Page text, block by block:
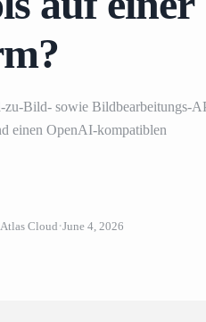
Bild- sowie Bildbearbeitungs-
einen OpenAI-kompatiblen
Atlas Cloud June 4, 2026